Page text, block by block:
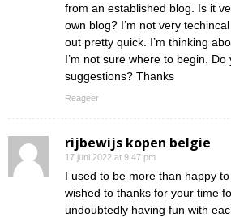
from an established blog. Is it
own blog? I’m not very
out pretty quick. I’m thinking
I’m not sure where to begin.
suggestions? Thanks
Reageer
rijbewijs kopen belgie
17 juni 2022 at 9:47 pm
I used to be more than happy
wished to thanks for your time
undoubtedly having fun with